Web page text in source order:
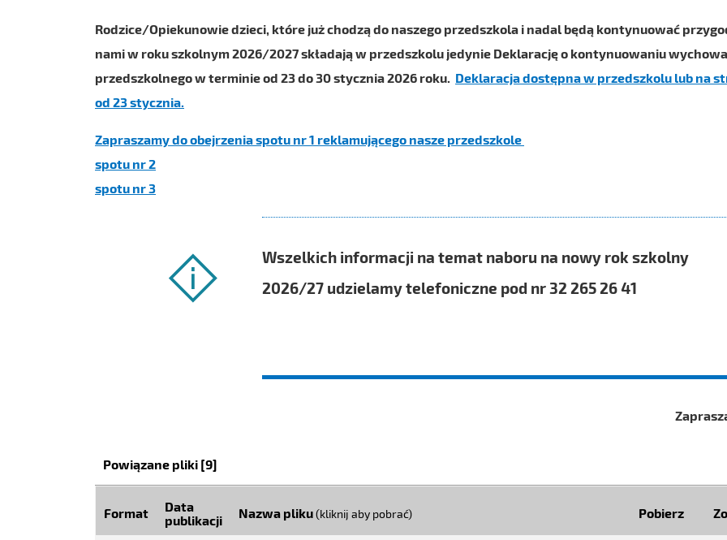
Rodzice/Opiekunowie dzieci, które już chodzą do naszego przedszkola i nadal będą kontynuować
nami w roku szkolnym 2026/2027 składają w przedszkolu jedynie Deklarację o kontynuowaniu
przedszkolnego w terminie od 23 do 30 stycznia 2026 roku. Deklaracja dostępna w przedszkolu lub na
od 23 stycznia.
Zapraszamy do obejrzenia spotu nr 1 reklamującego nasze przedszkole
spotu nr 2
spotu nr 3
Wszelkich informacji na temat naboru na nowy rok szkolny
2026/27 udzielamy telefoniczne pod nr 32 265 26 41
Kategoria:
Powiązane pliki [9]
Format
Data
publikacji
Nazwa pliku(kliknij aby pobrać) Pobierz